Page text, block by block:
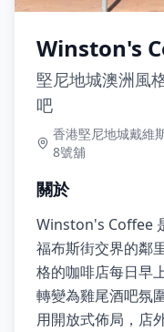
Winston's
堅尼地城澳洲風
吧
香港堅尼地城戴維
8號舖
關於
Winston's Coffee
福布斯街交界的鄰
格的咖啡店每日早
轉變為雞尾酒吧氛
用開放式佈局，店